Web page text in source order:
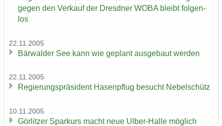
gegen den Ver­kauf der Dresd­ner WOBA bleibt fol­gen­
los
22.11.2005
Bär­wal­der See kann wie ge­plant aus­ge­baut wer­den
22.11.2005
Re­gie­rungs­prä­si­dent Ha­sen­pflug be­sucht Ne­bel­schütz
10.11.2005
Gör­lit­zer Spar­kurs macht neue Ulber-​Halle mög­lich